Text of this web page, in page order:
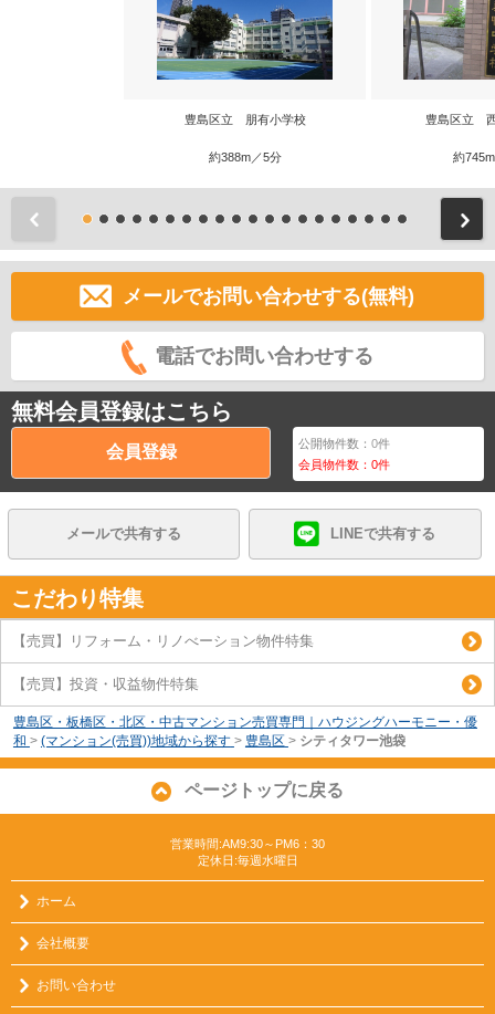
豊島区立 朋有小学校
約388m／5分
豊島区立
約
メールでお問い合わせする(無料)
電話でお問い合わせする
無料会員登録はこちら
会員登録 公開物件数：0件
会員物件数：0件
メールで共有する LINEで共有する
こだわり特集
【売買】リフォーム・リノべーション物件特集
【売買】投資・収益物件特集
豊島区・板橋区・北区・中古マンション売買専門｜ハウジングハーモニー・優
和 > (マンション(売買))地域から探す > 豊島区 > シティタワー池袋
ページトップに戻る
営業時間:AM9:30～PM6：30
定休日:毎週水曜日
ホーム
会社概要
お問い合わせ